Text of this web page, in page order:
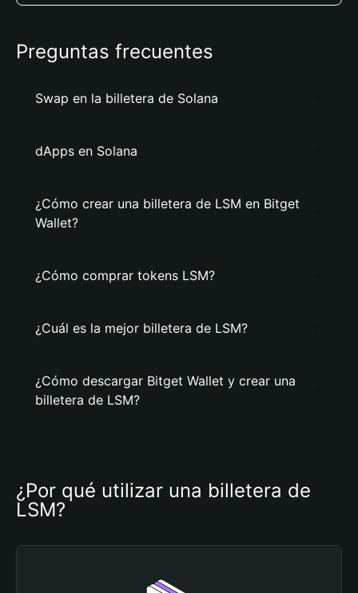
Preguntas frecuentes
Swap en la billetera de Solana
dApps en Solana
¿Cómo crear una billetera de LSM en Bitget
Wallet?
¿Cómo comprar tokens LSM?
¿Cuál es la mejor billetera de LSM?
¿Cómo descargar Bitget Wallet y crear una
billetera de LSM?
¿Por qué utilizar una billetera de
LSM?